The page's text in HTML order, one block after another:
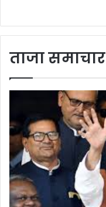
ताजा समाचार